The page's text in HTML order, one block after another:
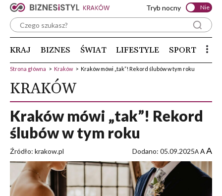
Tryb nocny Nie
KRAJ BIZNES ŚWIAT LIFESTYLE SPORT
Strona główna > Kraków > Kraków mówi „tak”! Rekord ślubów w tym roku
KRAKÓW
Kraków mówi „tak”! Rekord
ślubów w tym roku
Źródło: krakow.pl Dodano: 05.09.2025A AA